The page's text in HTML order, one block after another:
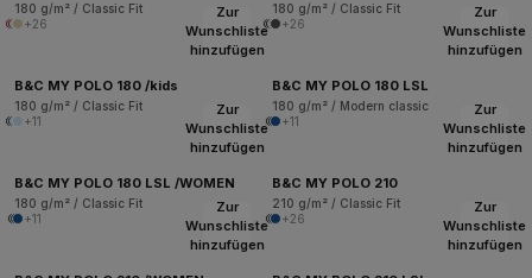
180 g/m² / Classic Fit
+26
180 g/m² / Classic Fit
+26
Zur
Wunschliste
hinzufügen
B&C MY POLO 180 /kids
180 g/m² / Classic Fit
+11
Zur
Wunschliste
hinzufügen
B&C MY POLO 180 LSL
180 g/m² / Modern classic
+11
Zur
Wunschliste
hinzufügen
B&C MY POLO 180 LSL /WOMEN
180 g/m² / Classic Fit
+11
Zur
Wunschliste
hinzufügen
B&C MY POLO 210
210 g/m² / Classic Fit
+26
Zur
Wunschliste
hinzufügen
Zur
Wunschliste
hinzufügen